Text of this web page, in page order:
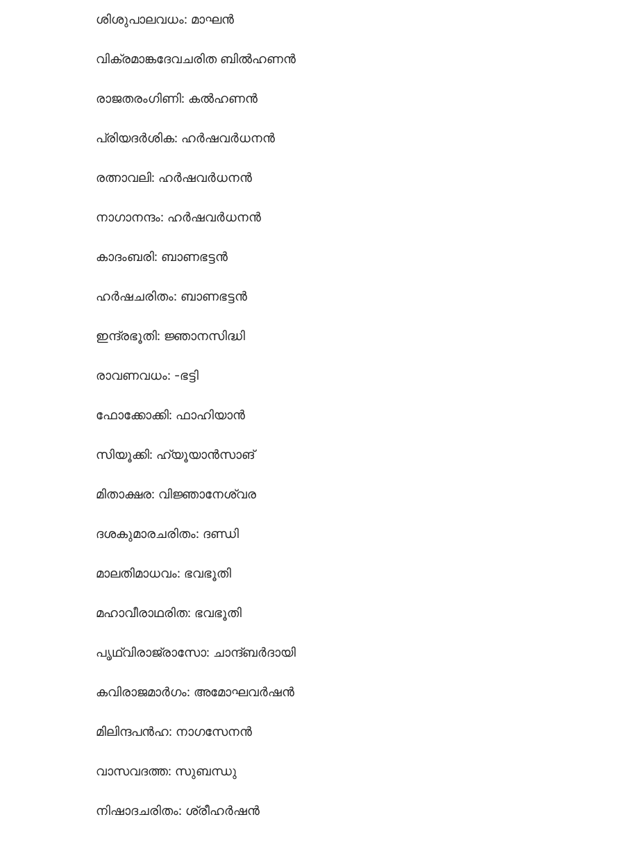
ശിശുപാലവധം: മാഘൻ
വിക്രമാങ്കദേവചരിത ബിൽഹണൻ
രാജതരംഗിണി: കൽഹണൻ
പ്രിയദർശിക: ഹർഷവർധനൻ
രത്നാവലി: ഹർഷവർധനൻ
നാഗാനന്ദം: ഹർഷവർധനൻ
കാദംബരി: ബാണഭട്ടൻ
ഹർഷചരിതം: ബാണഭട്ടൻ
ഇന്ദ്രഭൂതി: ജ്ഞാനസിദ്ധി
രാവണവധം: -ഭട്ടി
ഫോക്കോക്കി: ഫാഹിയാൻ
സിയൂക്കി: ഹ്യൂയാൻസാങ്
മിതാക്ഷര: വിജ്ഞാനേശ്വര
ദശകുമാരചരിതം: ദണ്ഡി
മാലതിമാധവം: ഭവഭൂതി
മഹാവീരാഥരിത: ഭവഭൂതി
പൃഥ്വിരാജ്രാസോ: ചാന്ദ്ബർദായി
കവിരാജമാർഗം: അമോഘവർഷൻ
മിലിന്ദപൻഹ: നാഗസേനൻ
വാസവദത്ത: സുബന്ധു
നിഷാദചരിതം: ശ്രീഹർഷൻ